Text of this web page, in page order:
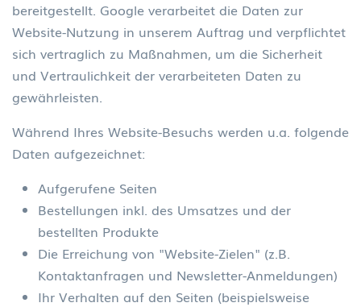
bereitgestellt. Google verarbeitet die Daten zur
Website-Nutzung in unserem Auftrag und verpflichtet
sich vertraglich zu Maßnahmen, um die Sicherheit
und Vertraulichkeit der verarbeiteten Daten zu
gewährleisten.
Während Ihres Website-Besuchs werden u.a. folgende
Daten aufgezeichnet:
Aufgerufene Seiten
Bestellungen inkl. des Umsatzes und der
bestellten Produkte
Die Erreichung von "Website-Zielen" (z.B.
Kontaktanfragen und Newsletter-Anmeldungen)
Ihr Verhalten auf den Seiten (beispielsweise